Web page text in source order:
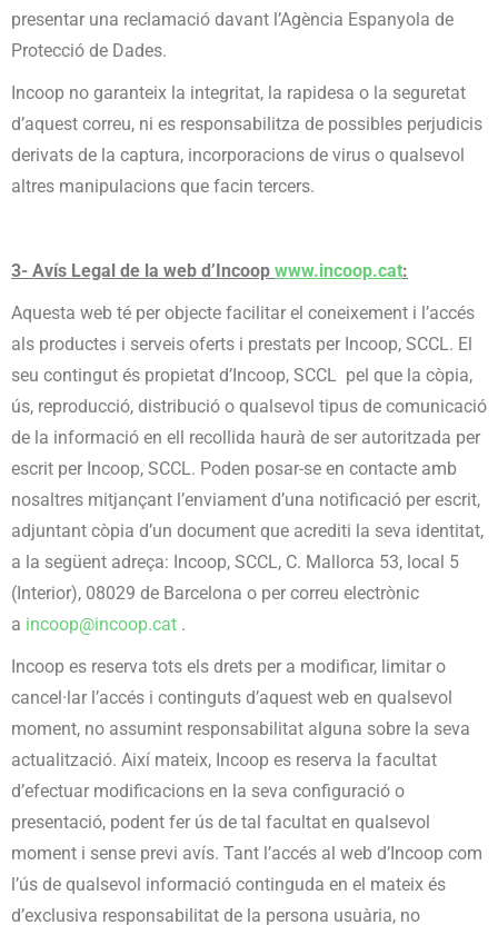
presentar una reclamació davant l’Agència Espanyola de
Protecció de Dades.
Incoop no garanteix la integritat, la rapidesa o la seguretat
d’aquest correu, ni es responsabilitza de possibles perjudicis
derivats de la captura, incorporacions de virus o qualsevol
altres manipulacions que facin tercers.
3- Avís Legal de la web d’Incoop www.incoop.cat:
Aquesta web té per objecte facilitar el coneixement i l’accés
als productes i serveis oferts i prestats per Incoop, SCCL. El
seu contingut és propietat d’Incoop, SCCL pel que la còpia,
ús, reproducció, distribució o qualsevol tipus de comunicació
de la informació en ell recollida haurà de ser autoritzada per
escrit per Incoop, SCCL. Poden posar-se en contacte amb
nosaltres mitjançant l’enviament d’una notificació per escrit,
adjuntant còpia d’un document que acrediti la seva identitat,
a la següent adreça: Incoop, SCCL, C. Mallorca 53, local 5
(Interior), 08029 de Barcelona o per correu electrònic
a incoop@incoop.cat .
Incoop es reserva tots els drets per a modificar, limitar o
cancel·lar l’accés i continguts d’aquest web en qualsevol
moment, no assumint responsabilitat alguna sobre la seva
actualització. Així mateix, Incoop es reserva la facultat
d’efectuar modificacions en la seva configuració o
presentació, podent fer ús de tal facultat en qualsevol
moment i sense previ avís. Tant l’accés al web d’Incoop com
l’ús de qualsevol informació continguda en el mateix és
d’exclusiva responsabilitat de la persona usuària, no